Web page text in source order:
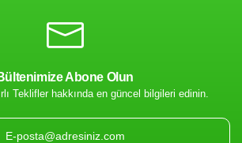
Abone Olun
Teklifler hakkında en güncel bilgileri edinin.